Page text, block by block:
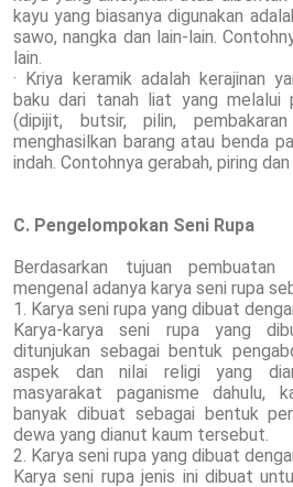
kayu yang biasanya digunakan
sawo, nangka dan lain-lain.
lain.
· Kriya keramik adalah kerajinan
baku dari tanah liat yang melalui
(dipijit, butsir, pilin,
menghasilkan barang atau benda
indah. Contohnya gerabah, piring dan
C. Pengelompokan Seni Rupa
Berdasarkan tujuan
mengenal adanya karya seni rupa
1. Karya seni rupa yang dibuat
Karya-karya seni rupa yang
ditunjukan sebagai bentuk
aspek dan nilai religi yang
masyarakat paganisme dahulu,
banyak dibuat sebagai bentuk
dewa yang dianut kaum tersebut.
2. Karya seni rupa yang dibuat
Karya seni rupa jenis ini dibuat